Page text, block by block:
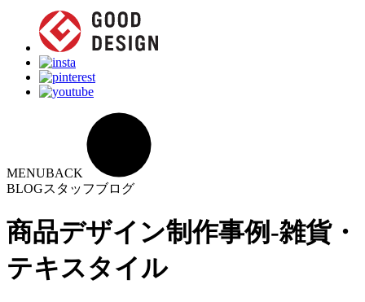
MENUBACK
BLOGスタッフブログ
商品デザイン制作事例-雑貨・
テキスタイル